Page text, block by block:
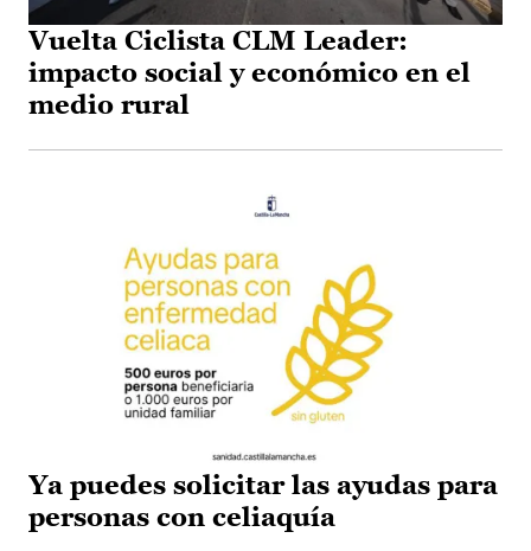
Vuelta Ciclista CLM Leader:
impacto social y económico en el
medio rural
Ya puedes solicitar las ayudas para
personas con celiaquía